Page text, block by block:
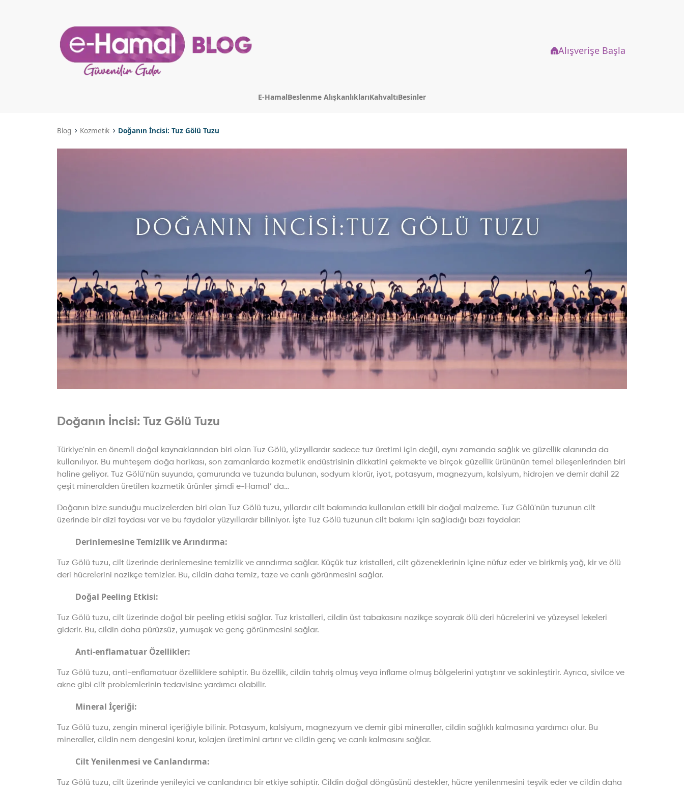
Alışverişe Başla
E-HamalBeslenme AlışkanlıklarıKahvaltıBesinler
Blog Kozmetik Doğanın İncisi: Tuz Gölü Tuzu
Doğanın İncisi: Tuz Gölü Tuzu
Türkiye'nin en önemli doğal kaynaklarından biri olan Tuz Gölü, yüzyıllardır sadece tuz üretimi için değil, aynı zamanda sağlık ve güzellik alanında da
kullanılıyor. Bu muhteşem doğa harikası, son zamanlarda kozmetik endüstrisinin dikkatini çekmekte ve birçok güzellik ürününün temel bileşenlerinden biri
haline geliyor. Tuz Gölü'nün suyunda, çamurunda ve tuzunda bulunan, sodyum klorür, iyot, potasyum, magnezyum, kalsiyum, hidrojen ve demir dahil 22
çeşit mineralden üretilen kozmetik ürünler şimdi e-Hamal’ da…
Doğanın bize sunduğu mucizelerden biri olan Tuz Gölü tuzu, yıllardır cilt bakımında kullanılan etkili bir doğal malzeme. Tuz Gölü'nün tuzunun cilt
üzerinde bir dizi faydası var ve bu faydalar yüzyıllardır biliniyor. İşte Tuz Gölü tuzunun cilt bakımı için sağladığı bazı faydalar:
Derinlemesine Temizlik ve Arındırma:
Tuz Gölü tuzu, cilt üzerinde derinlemesine temizlik ve arındırma sağlar. Küçük tuz kristalleri, cilt gözeneklerinin içine nüfuz eder ve birikmiş yağ, kir ve ölü
deri hücrelerini nazikçe temizler. Bu, cildin daha temiz, taze ve canlı görünmesini sağlar.
Doğal Peeling Etkisi:
Tuz Gölü tuzu, cilt üzerinde doğal bir peeling etkisi sağlar. Tuz kristalleri, cildin üst tabakasını nazikçe soyarak ölü deri hücrelerini ve yüzeysel lekeleri
giderir. Bu, cildin daha pürüzsüz, yumuşak ve genç görünmesini sağlar.
Anti-enflamatuar Özellikler:
Tuz Gölü tuzu, anti-enflamatuar özelliklere sahiptir. Bu özellik, cildin tahriş olmuş veya inflame olmuş bölgelerini yatıştırır ve sakinleştirir. Ayrıca, sivilce ve
akne gibi cilt problemlerinin tedavisine yardımcı olabilir.
Mineral İçeriği:
Tuz Gölü tuzu, zengin mineral içeriğiyle bilinir. Potasyum, kalsiyum, magnezyum ve demir gibi mineraller, cildin sağlıklı kalmasına yardımcı olur. Bu
mineraller, cildin nem dengesini korur, kolajen üretimini artırır ve cildin genç ve canlı kalmasını sağlar.
Cilt Yenilenmesi ve Canlandırma:
Tuz Gölü tuzu, cilt üzerinde yenileyici ve canlandırıcı bir etkiye sahiptir. Cildin doğal döngüsünü destekler, hücre yenilenmesini teşvik eder ve cildin daha